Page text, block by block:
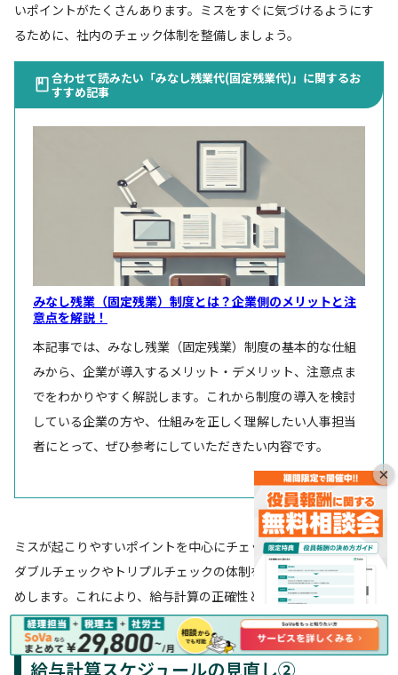
いポイントがたくさんあります。ミスをすぐに気づけるようにす
るために、社内のチェック体制を整備しましょう。
合わせて読みたい「みなし残業代(固定残業代)」に関するお
すすめ記事
みなし残業（固定残業）制度とは？企業側のメリットと注
意点を解説！
本記事では、みなし残業（固定残業）制度の基本的な仕組
みから、企業が導入するメリット・デメリット、注意点ま
でをわかりやすく解説します。これから制度の導入を検討
している企業の方や、仕組みを正しく理解したい人事担当
者にとって、ぜひ参考にしていただきたい内容です。
ミスが起こりやすいポイントを中心にチェックリストを作成し、
ダブルチェックやトリプルチェックの体制を整えることをおすす
めします。これにより、給与計算の正確性と効率性を向上させる
ことができます。
給与計算スケジュールの見直し②
×